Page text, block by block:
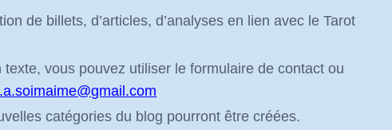
de billets, d’articles, d’analyses en lien avec le Tarot
vous pouvez utiliser le formulaire de contact ou
catégories du blog pourront être créées.